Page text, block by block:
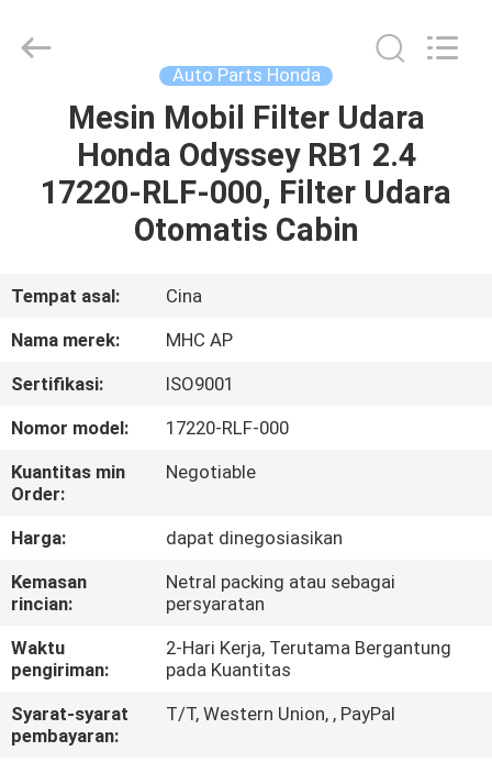
RUMAH
PRODUK
KAMI
PABRIK
KONTROL
KUALITAS
HUBUNGI
KAMI
PERMINTAAN
PENAWARAN
Parts
Limited.
Auto Parts Honda
Mesin Mobil Filter Udara
Honda Odyssey RB1 2.4
17220-RLF-000, Filter Udara
Otomatis Cabin
Tempat asal:
Cina
Nama merek:
MHC AP
Sertifikasi:
ISO9001
Nomor model:
17220-RLF-000
Kuantitas min
Order:
Negotiable
Harga:
dapat dinegosiasikan
Kemasan
rincian:
Netral packing atau sebagai
persyaratan
Waktu
pengiriman:
2-Hari Kerja, Terutama Bergantung
pada Kuantitas
Syarat-syarat
pembayaran:
T/T, Western Union, , PayPal